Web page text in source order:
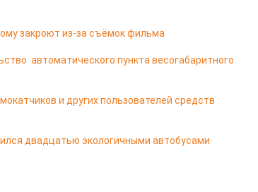
закроют из-за съёмок фильма
автоматического пункта весогабаритного
и других пользователей средств
двадцатью экологичными автобусами